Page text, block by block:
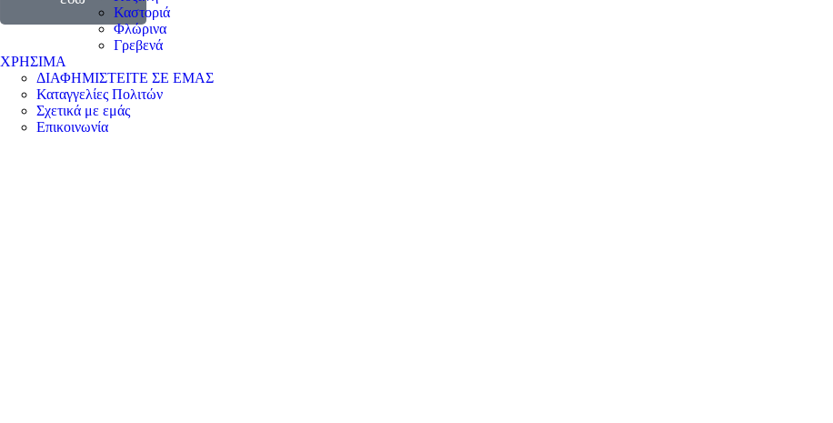
Καστοριά
Φλώρινα
Γρεβενά
ΧΡΗΣΙΜΑ
ΔΙΑΦΗΜΙΣΤΕΙΤΕ ΣΕ ΕΜΑΣ
Καταγγελίες Πολιτών
Σχετικά με εμάς
Επικοινωνία